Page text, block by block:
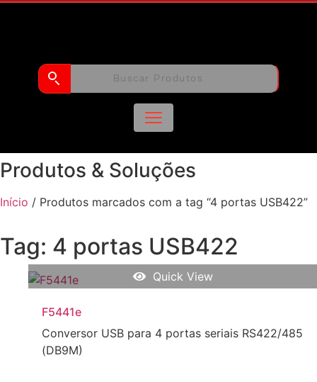
Produtos & Soluções
Início / Produtos marcados com a tag “4 portas USB422”
Tag: 4 portas USB422
Quick View
F5441e
Conversor USB para 4 portas seriais RS422/485
(DB9M)